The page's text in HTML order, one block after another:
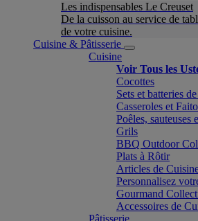
Les indispensables Le Creuset
De la cuisson au service de
de votre cuisine.
Cuisine & Pâtisserie
Cuisine
Voir Tous les
Cocottes
Sets et batteries
Casseroles et
Poêles, sauteuses
Grils
BBQ Outdoor
Plats à Rôtir
Articles de
Personnalisez
Gourmand
Accessoires de
Pâtisserie